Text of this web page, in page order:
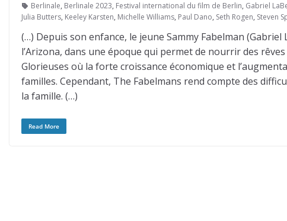
Berlinale, Berlinale 2023, Festival international du film de Berlin, Gabriel
Julia Butters, Keeley Karsten, Michelle Williams, Paul Dano, Seth Rogen, Steven
(…) Depuis son enfance, le jeune Sammy Fabelman
l’Arizona, dans une époque qui permet de nourrir des
Glorieuses où la forte croissance économique et
familles. Cependant, The Fabelmans rend compte des
la famille. (…)
Read More